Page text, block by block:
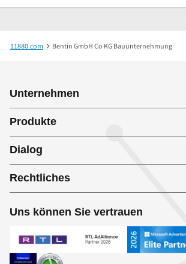
11880.com Bentin GmbH Co KG Bauunternehmung
Unternehmen
Produkte
Dialog
Rechtliches
Uns können Sie vertrauen